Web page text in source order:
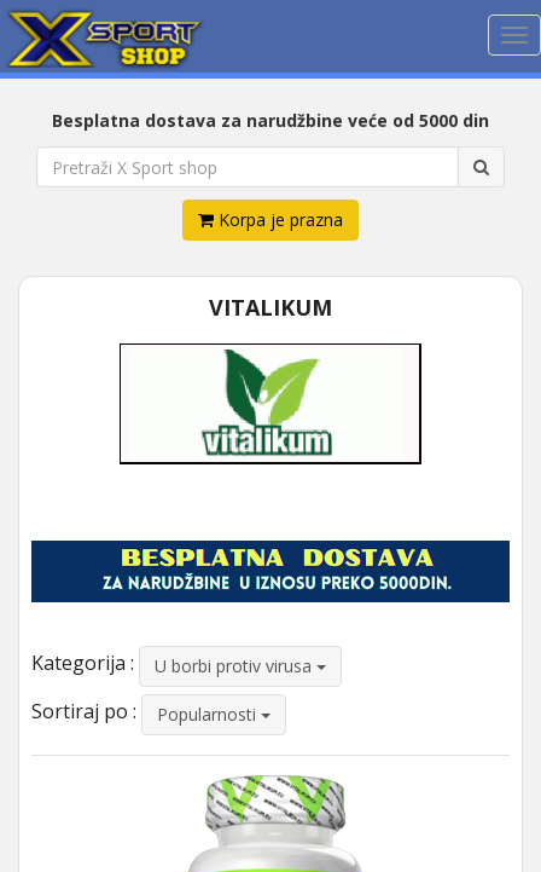
Besplatna dostava za narudžbine veće od 5000 din
Korpa je prazna
VITALIKUM
Kategorija : U borbi protiv virusa
Sortiraj po : Popularnosti